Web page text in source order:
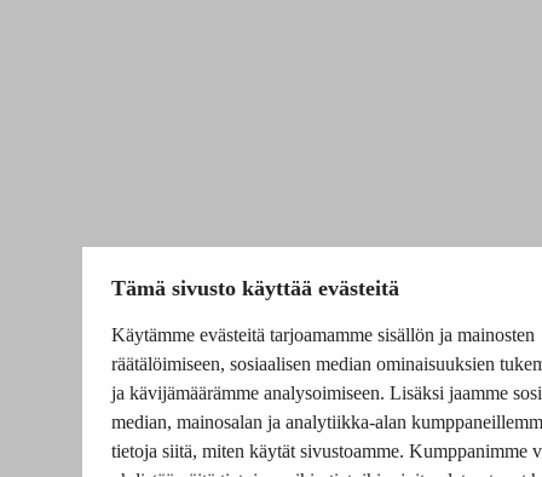
Tämä sivusto käyttää evästeitä
Käytämme evästeitä tarjoamamme sisällön ja mainosten
räätälöimiseen, sosiaalisen median ominaisuuksien
ja kävijämäärämme analysoimiseen. Lisäksi jaamme
median, mainosalan ja analytiikka-alan
tietoja siitä, miten käytät sivustoamme. Kumppanimme